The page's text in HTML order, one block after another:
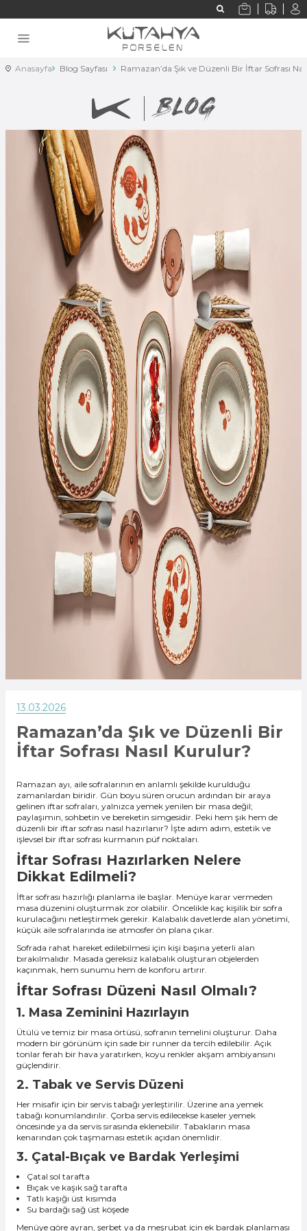
Anasayfa Blog Sayfası Ramazan’da Şık ve Düzenli Bir İftar Sofrası
13.03.2026
Ramazan’da Şık ve Düzenli Bir
İftar Sofrası Nasıl Kurulur?
Ramazan ayı, aile sofralarının en anlamlı şekilde kurulduğu
zamanlardan biridir. Gün boyu süren orucun ardından bir araya
gelinen iftar sofraları, yalnızca yemek yenilen bir masa değil;
paylaşımın, sohbetin ve bereketin simgesidir. Peki hem şık hem de
düzenli bir iftar sofrası nasıl hazırlanır? İşte adım adım, estetik ve
işlevsel bir iftar sofrası kurmanın püf noktaları.
İftar Sofrası Hazırlarken Nelere
Dikkat Edilmeli?
İftar sofrası hazırlığı planlama ile başlar. Menüye karar vermeden
masa düzenini oluşturmak zor olabilir. Öncelikle kaç kişilik bir sofra
kurulacağını netleştirmek gerekir. Kalabalık davetlerde alan yönetimi,
küçük aile sofralarında ise atmosfer ön plana çıkar.
Sofrada rahat hareket edilebilmesi için kişi başına yeterli alan
bırakılmalıdır. Masada gereksiz kalabalık oluşturan objelerden
kaçınmak, hem sunumu hem de konforu artırır.
İftar Sofrası Düzeni Nasıl Olmalı?
1. Masa Zeminini Hazırlayın
Ütülü ve temiz bir masa örtüsü, sofranın temelini oluşturur. Daha
modern bir görünüm için sade bir runner da tercih edilebilir. Açık
tonlar ferah bir hava yaratırken, koyu renkler akşam ambiyansını
güçlendirir.
2. Tabak ve Servis Düzeni
Her misafir için bir servis tabağı yerleştirilir. Üzerine ana yemek
tabağı konumlandırılır. Çorba servis edilecekse kaseler yemek
öncesinde ya da servis sırasında eklenebilir. Tabakların masa
kenarından çok taşmaması estetik açıdan önemlidir.
3. Çatal-Bıçak ve Bardak Yerleşimi
Çatal sol tarafta
Bıçak ve kaşık sağ tarafta
Tatlı kaşığı üst kısımda
Su bardağı sağ üst köşede
Menüye göre ayran, şerbet ya da meşrubat için ek bardak planlaması